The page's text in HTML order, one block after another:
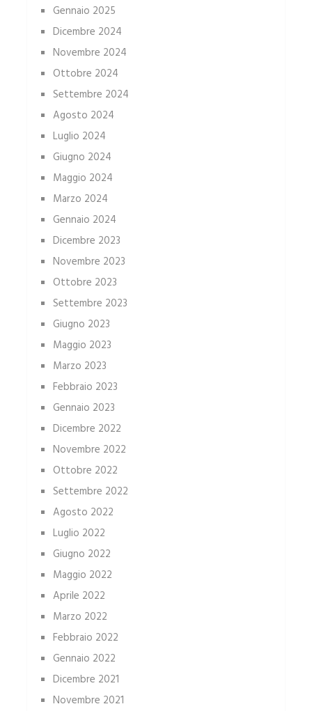
Gennaio 2025
Dicembre 2024
Novembre 2024
Ottobre 2024
Settembre 2024
Agosto 2024
Luglio 2024
Giugno 2024
Maggio 2024
Marzo 2024
Gennaio 2024
Dicembre 2023
Novembre 2023
Ottobre 2023
Settembre 2023
Giugno 2023
Maggio 2023
Marzo 2023
Febbraio 2023
Gennaio 2023
Dicembre 2022
Novembre 2022
Ottobre 2022
Settembre 2022
Agosto 2022
Luglio 2022
Giugno 2022
Maggio 2022
Aprile 2022
Marzo 2022
Febbraio 2022
Gennaio 2022
Dicembre 2021
Novembre 2021